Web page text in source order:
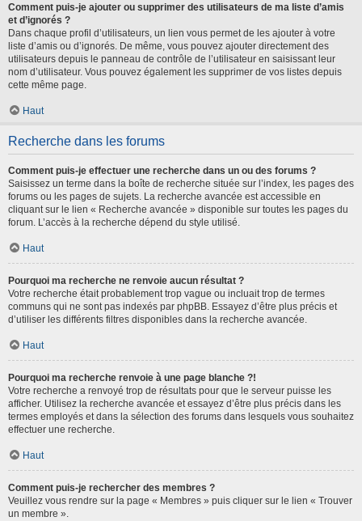
Comment puis-je ajouter ou supprimer des utilisateurs de ma liste d’amis
et d’ignorés ?
Dans chaque profil d’utilisateurs, un lien vous permet de les ajouter à votre
liste d’amis ou d’ignorés. De même, vous pouvez ajouter directement des
utilisateurs depuis le panneau de contrôle de l’utilisateur en saisissant leur
nom d’utilisateur. Vous pouvez également les supprimer de vos listes depuis
cette même page.
Haut
Recherche dans les forums
Comment puis-je effectuer une recherche dans un ou des forums ?
Saisissez un terme dans la boîte de recherche située sur l’index, les pages des
forums ou les pages de sujets. La recherche avancée est accessible en
cliquant sur le lien « Recherche avancée » disponible sur toutes les pages du
forum. L’accès à la recherche dépend du style utilisé.
Haut
Pourquoi ma recherche ne renvoie aucun résultat ?
Votre recherche était probablement trop vague ou incluait trop de termes
communs qui ne sont pas indexés par phpBB. Essayez d’être plus précis et
d’utiliser les différents filtres disponibles dans la recherche avancée.
Haut
Pourquoi ma recherche renvoie à une page blanche ?!
Votre recherche a renvoyé trop de résultats pour que le serveur puisse les
afficher. Utilisez la recherche avancée et essayez d’être plus précis dans les
termes employés et dans la sélection des forums dans lesquels vous souhaitez
effectuer une recherche.
Haut
Comment puis-je rechercher des membres ?
Veuillez vous rendre sur la page « Membres » puis cliquer sur le lien « Trouver
un membre ».